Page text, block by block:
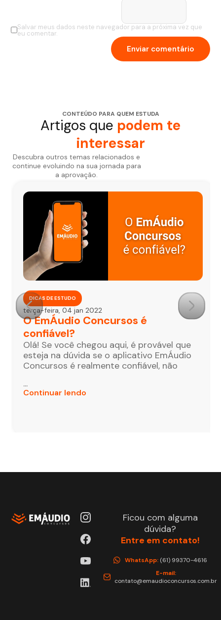
Salvar meus dados neste navegador para a próxima vez que
eu comentar.
CONTEÚDO PARA QUEM ESTUDA
Artigos que podem te
interessar
Descubra outros temas relacionados e
continue evoluindo na sua jornada para
a aprovação.
DICAS DE ESTUDO
terça-feira, 04 jan 2022
O EmÁudio Concursos é
confiável?
Olá! Se você chegou aqui, é provável que
esteja na dúvida se o aplicativo EmÁudio
Concursos é realmente confiável, não
...
Continuar lendo
Ficou com alguma
dúvida?
Entre em contato!
WhatsApp: (61) 99370-4616
E-mail:
contato@emaudioconcursos.com.br